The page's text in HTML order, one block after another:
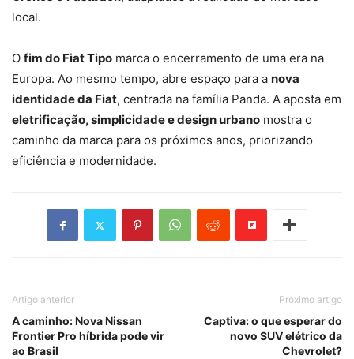
local.
O fim do Fiat Tipo marca o encerramento de uma era na
Europa. Ao mesmo tempo, abre espaço para a nova
identidade da Fiat, centrada na família Panda. A aposta em
eletrificação, simplicidade e design urbano mostra o
caminho da marca para os próximos anos, priorizando
eficiência e modernidade.
Artigo anterior
A caminho: Nova Nissan
Frontier Pro híbrida pode vir
ao Brasil
Próximo artigo
Captiva: o que esperar do
novo SUV elétrico da
Chevrolet?